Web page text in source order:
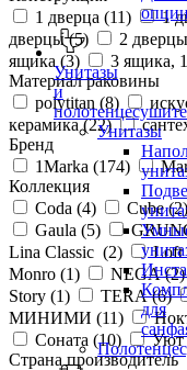
Унитазы
и
Унитазы
для
1 дверца (11) 1
дверцы (5) 2
ящика (3) 3 ящика,
Материал раковины
polytitan (8)
керамика (22)
Бренд
1Marka (174)
Коллекция
Coda (4) Cube (2
Gaula (5)
Lina Classic (2) Loft
Monro (1) NEGA (2
Story (1) TERA (6)
МИНИМИ (11)
Соната (10) Уют
Страна производитель